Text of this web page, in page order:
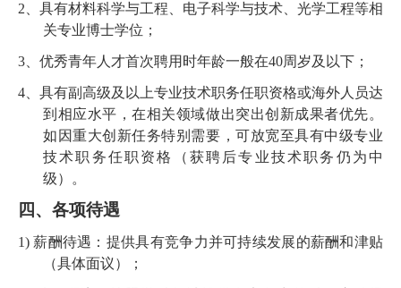
2、具有材料科学与工程、电子科学与技术、光学工程等相
关专业博士学位；
3、优秀青年人才首次聘用时年龄一般在40周岁及以下；
4、具有副高级及以上专业技术职务任职资格或海外人员达
到相应水平，在相关领域做出突出创新成果者优先。
如因重大创新任务特别需要，可放宽至具有中级专业
技术职务任职资格（获聘后专业技术职务仍为中
级）。
四、 各项待遇
1)薪酬待遇：提供具有竞争力并可持续发展的薪酬和津贴
（具体面议）；